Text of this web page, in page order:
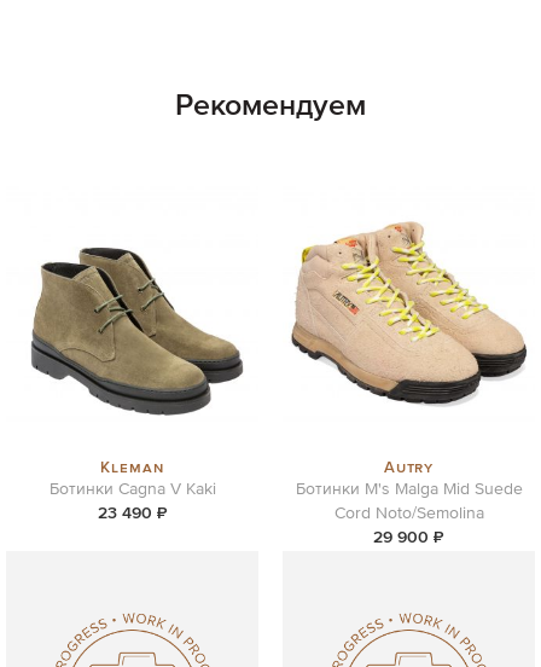
Рекомендуем
Kleman
Ботинки Cagna V Kaki
23 490 ₽
Autry
Ботинки M's Malga Mid Suede
Cord Noto/Semolina
29 900 ₽